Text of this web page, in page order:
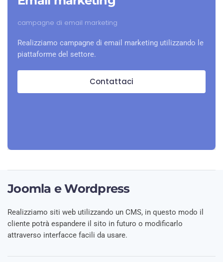
campagne di email marketing
Realizziamo campagne di email marketing utilizzando le
piattaforme del settore.
Contattaci
Joomla e Wordpress
Realizziamo siti web utilizzando un CMS, in questo modo il
cliente potrà espandere il sito in futuro o modificarlo
attraverso interfacce facili da usare.